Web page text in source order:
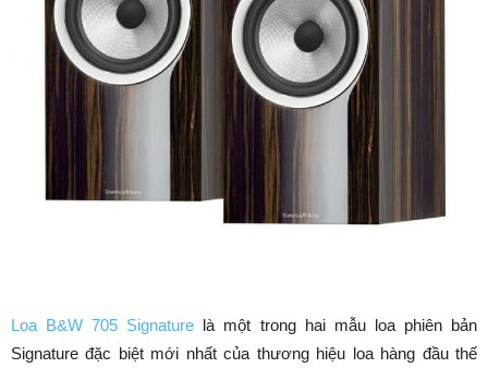
Loa B&W 705 Signature là một trong hai mẫu loa phiên bản
Signature đặc biệt mới nhất của thương hiệu loa hàng đầu thế